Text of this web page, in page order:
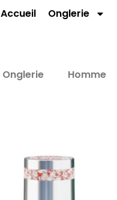
Accueil Onglerie
Onglerie Homme